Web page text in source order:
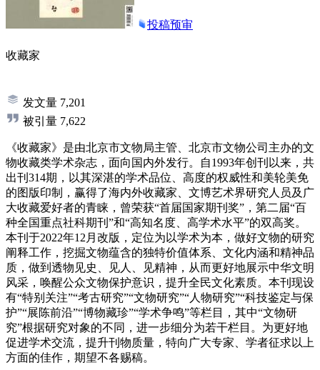
投稿预审
收藏家
发文量 7,201
被引量 7,622
《收藏家》是由北京市文物局主管、北京市文物公司主办的文
物收藏类学术杂志，面向国内外发行。自1993年创刊以来，共
出刊314期，以其深湛的学术品位、高度的权威性和美轮美免
的图版印制，赢得了海内外收藏家、文博艺术界研究人员及广
大收藏爱好者的青睐，曾荣获“首届国家期刊奖”，第二届“百
种全国重点社科期刊”和“高知名度、高学术水平”的双高奖。
本刊于2022年12月改版，定位为以学术为本，做好文物的研究
阐释工作，挖掘文物蕴含的独特价值体系、文化内涵和精神品
质，做到透物见史、见人、见精神，从而更好地展示中华文明
风采，唤醒公众文物保护意识，提升全民文化素质。本刊现设
有“特别关注”“考古研究”“文物研究”“人物研究”“科技鉴定与保
护”“展陈前沿”“博物藏珍”“学术争鸣”等栏目，其中“文物研
究”根据研究对象的不同，进一步细分为若干栏目。为更好地
促进学术交流，提升刊物质量，特向广大专家、学者征求以上
方面的佳作，期望不各赐稿。